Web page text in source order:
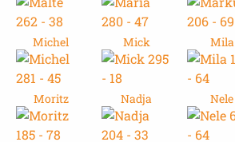
Michel Mick Mila
Moritz Nadja Nele